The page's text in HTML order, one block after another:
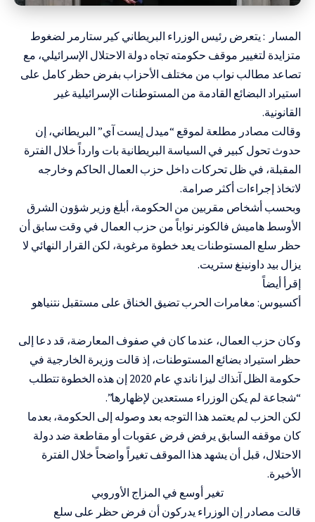
المسار : يتعرض رئيس الوزراء البريطاني كير ستارمر لضغوط
متزايدة لتغيير موقف حكومته تجاه دولة الاحتلال الإسرائيلي، مع
تصاعد مطالب نواب من مختلف الأحزاب بفرض حظر كامل على
استيراد البضائع القادمة من المستوطنات الإسرائيلية غير
القانونية.
وقالت مصادر مطلعة لموقع “ميدل إيست آي” البريطاني، إن
حدوث تحول كبير في السياسة البريطانية بات وارداً خلال الفترة
المقبلة، في ظل تحركات داخل حزب العمال الحاكم وخارجه
لاتخاذ إجراءات أكثر صرامة.
وبحسب أشخاص مقربين من الحكومة، أبلغ وزير شؤون الشرق
الأوسط هاميش فالكونر نواباً من حزب العمال في وقت سابق أن
حظر سلع المستوطنات يعد خطوة مرغوبة، لكن القرار النهائي لا
يزال بيد داونينغ ستريت.
إقرأ أيضاً
أكسيوس: مغامرات الحرب تضيق الخناق على مستقبل نتنياهو
وكان حزب العمال، عندما كان في صفوف المعارضة، قد دعا إلى
حظر استيراد بضائع المستوطنات، إذ قالت وزيرة الخارجية في
حكومة الظل آنذاك ليزا ناندي عام 2020 إن هذه الخطوة تتطلب
“شجاعة لم يكن الوزراء مستعدين لإظهارها”.
لكن الحزب لم يعتمد هذا التوجه بعد وصوله إلى الحكومة، بعدما
كان موقفه السابق يرفض فرض عقوبات أو مقاطعة ضد دولة
الاحتلال، قبل أن يشهد هذا الموقف تغيراً واضحاً خلال الفترة
الأخيرة.
تغير أوسع في المزاج الأوروبي
قالت مصادر إن الوزراء يدركون أن فرض حظر على سلع